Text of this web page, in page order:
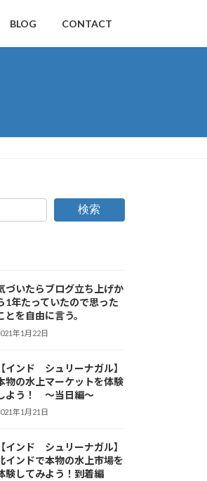
BLOG CONTACT
検索
づいたらブログ立ち上げか
1年たっていたので思った
とを自由に言う。
年1月22日
【インド シュリーナガル】
物の水上マーケットを体験
よう！ ～当日編～
年1月21日
【インド シュリーナガル】
インドで本物の水上市場を
験してみよう！到着編